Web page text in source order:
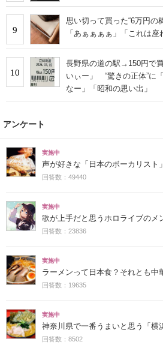
9
思い切って買った“6万円
「あぁぁぁぁ」「これは
10
長野県の道の駅→150円で
いぃー」 “驚きの正体”に
なー」「昭和の思い出」
アンケート
実施中
声が好きな「日本のボーカリスト
回答数：49440
実施中
歌が上手だと思うホロライブのメ
回答数：23836
実施中
ラーメンって日本食？それとも中
回答数：19635
実施中
神奈川県で一番うまいと思う「横
回答数：8502